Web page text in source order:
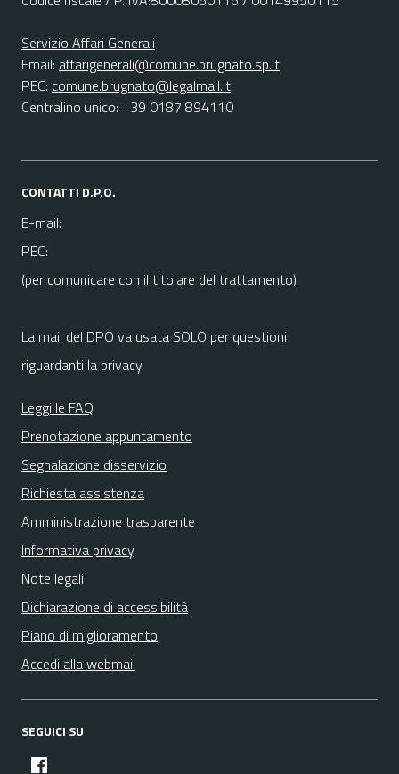
Servizio Affari Generali
Email: affarigenerali@comune.brugnato.sp.it
PEC: comune.brugnato@legalmail.it
Centralino unico: +39 0187 894110
CONTATTI D.P.O.
E-mail:
PEC:
(per comunicare con il titolare del trattamento)
La mail del DPO va usata SOLO per questioni
riguardanti la privacy
Leggi le FAQ
Prenotazione appuntamento
Segnalazione disservizio
Richiesta assistenza
Amministrazione trasparente
Informativa privacy
Note legali
Dichiarazione di accessibilità
Piano di miglioramento
Accedi alla webmail
SEGUICI SU